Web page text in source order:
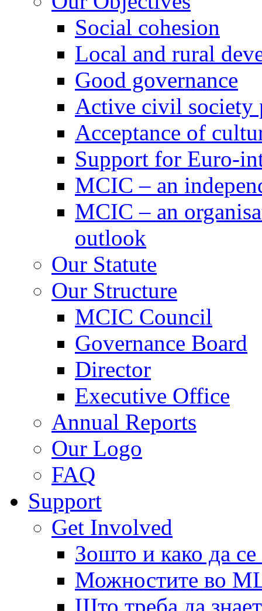
Social cohesion
Local and rural
Good governance
Active civil society
Acceptance of
Support for Euro-
MCIC – an
MCIC – an
outlook
Our Statute
Our Structure
MCIC Council
Governance Board
Director
Executive Office
Annual Reports
Our Logo
FAQ
Support
Get Involved
Зошто и како да
Можностите во
Што треба да